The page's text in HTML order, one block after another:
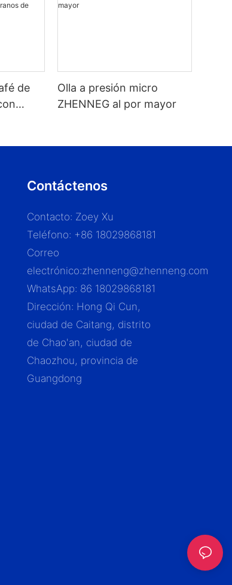
de
Olla a presión micro
ZHENNEG al por mayor
Contáctenos
Contacto: Zoey Xu
Teléfono: +86 18029868181
Correo
electrónico:zhenneng@zhenneng.com
WhatsApp: 86 18029868181
Dirección: Hong Qi Cun,
ciudad de Caitang, distrito
de Chao'an, ciudad de
Chaozhou, provincia de
Guangdong